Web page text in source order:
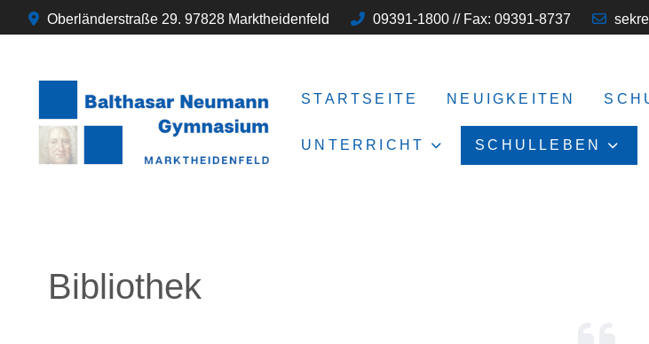
Oberländerstraße 29. 97828 Marktheidenfeld 09391-1800 // Fax: 09391-8737
STARTSEITE NEUIGKEITEN
UNTERRICHT SCHULLEBEN
Bibliothek